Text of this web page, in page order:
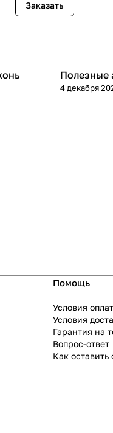
Заказать
Полезные
4 декабря
Помощь
Условия
Условия
Гарантия на
Вопрос-ответ
Как оставить